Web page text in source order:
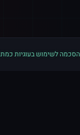
לשימוש בעוגיות